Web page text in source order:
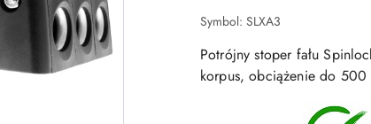
Symbol: SLXA3
Potrójny stoper fału
korpus, obciążenie do